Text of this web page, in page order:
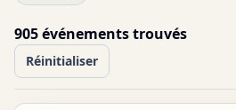
905 événementstrouvés
Réinitialiser